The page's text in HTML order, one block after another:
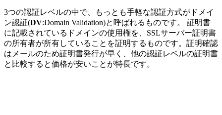
3つの認証レベルの中で、もっとも手軽な認証方式がドメイ
ン認証(DV:Domain Validation)と呼ばれるものです。 証明書
に記載されているドメインの使用権を、SSLサーバー証明書
の所有者が所有していることを証明するものです。証明確認
はメールのため証明書発行が早く、他の認証レベルの証明書
と比較すると価格が安いことが特長です。